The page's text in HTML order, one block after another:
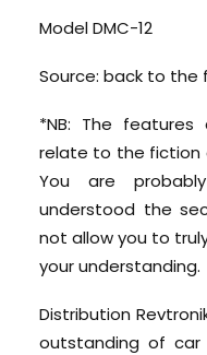
Model DMC-12
Source: back to the
*NB: The
relate to the fiction
You are
understood the
not allow you to
your understanding.
Distribution
outstanding of car